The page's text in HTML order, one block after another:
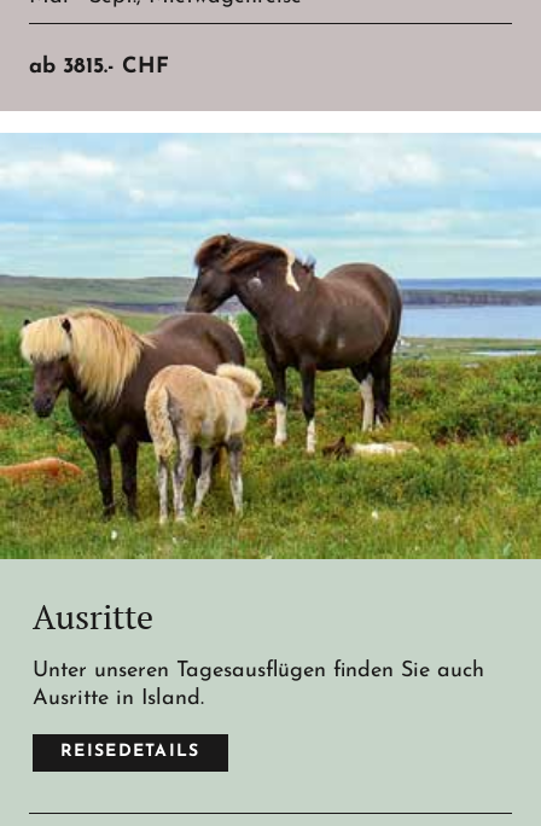
ab 3815.- CHF
Ausritte
Unter unseren Tagesausflügen finden Sie auch
Ausritte in Island.
REISEDETAILS